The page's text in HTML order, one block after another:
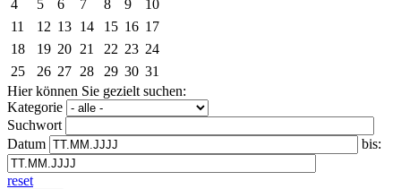
4
5 6 7 8 9
10
11
12 13 14 15 16 17
18
19 20 21 22 23 24
25
26 27 28 29 30 31
Hier können Sie gezielt suchen:
Kategorie
Suchwort
Datum
bis:
reset